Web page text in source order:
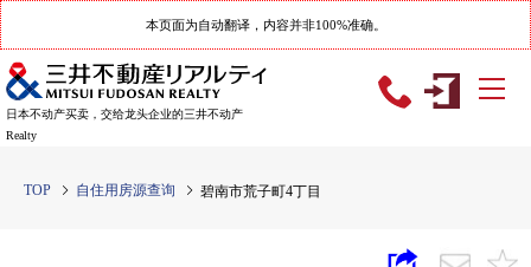
本页面为自动翻译，内容并非100%准确。
日本不动产买卖，交给龙头企业的三井不动产
Realty
TOP 自住用房源查询 碧南市荒子町4丁目